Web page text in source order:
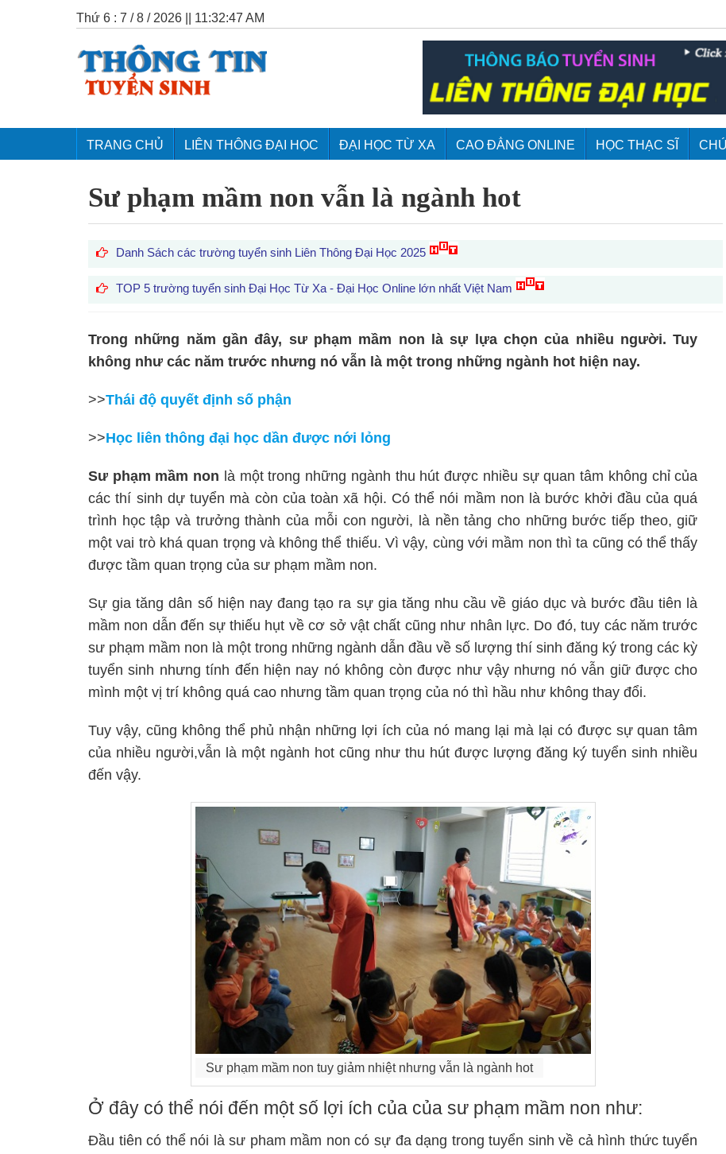
Thứ 6 : 7 / 8 / 2026 || 11:32:48 AM
TRANG CHỦ LIÊN THÔNG ĐẠI HỌC ĐẠI HỌC TỪ XA CAO ĐẲNG ONLINE HỌC THẠC SĨ
Sư phạm mầm non vẫn là ngành hot
Danh Sách các trường tuyển sinh Liên Thông Đại Học 2025
TOP 5 trường tuyển sinh Đại Học Từ Xa - Đại Học Online lớn nhất Việt Nam
Trong những năm gần đây, sư phạm mầm non là sự lựa chọn của nhiều người. Tuy
không như các năm trước nhưng nó vẫn là một trong những ngành hot hiện nay.
>>Thái độ quyết định số phận
>>Học liên thông đại học dần được nới lỏng
Sư phạm mầm non là một trong những ngành thu hút được nhiều sự quan tâm không chỉ của
các thí sinh dự tuyển mà còn của toàn xã hội. Có thể nói mầm non là bước khởi đầu của quá
trình học tập và trưởng thành của mỗi con người, là nền tảng cho những bước tiếp theo, giữ
một vai trò khá quan trọng và không thể thiếu. Vì vậy, cùng với mầm non thì ta cũng có thể thấy
được tầm quan trọng của sư phạm mầm non.
Sự gia tăng dân số hiện nay đang tạo ra sự gia tăng nhu cầu về giáo dục và bước đầu tiên là
mầm non dẫn đến sự thiếu hụt về cơ sở vật chất cũng như nhân lực. Do đó, tuy các năm trước
sư phạm mầm non là một trong những ngành dẫn đầu về số lượng thí sinh đăng ký trong các kỳ
tuyển sinh nhưng tính đến hiện nay nó không còn được như vậy nhưng nó vẫn giữ được cho
mình một vị trí không quá cao nhưng tầm quan trọng của nó thì hầu như không thay đổi.
Tuy vậy, cũng không thể phủ nhận những lợi ích của nó mang lại mà lại có được sự quan tâm
của nhiều người,vẫn là một ngành hot cũng như thu hút được lượng đăng ký tuyển sinh nhiều
đến vậy.
Sư phạm mầm non tuy giảm nhiệt nhưng vẫn là ngành hot
Ở đây có thể nói đến một số lợi ích của của sư phạm mầm non như:
Đầu tiên có thể nói là sư pham mầm non có sự đa dạng trong tuyển sinh về cả hình thức tuyển